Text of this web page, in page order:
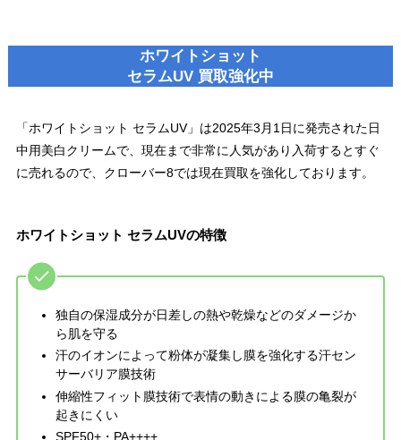
ホワイトショット
セラムUV 買取強化中
「ホワイトショット セラムUV」は2025年3月1日に発売された日
中用美白クリームで、現在まで非常に人気があり入荷するとすぐ
に売れるので、クローバー8では現在買取を強化しております。
ホワイトショット セラムUVの特徴
独自の保湿成分が日差しの熱や乾燥などのダメージか
ら肌を守る
汗のイオンによって粉体が凝集し膜を強化する汗セン
サーバリア膜技術
伸縮性フィット膜技術で表情の動きによる膜の亀裂が
起きにくい
SPF50+・PA++++